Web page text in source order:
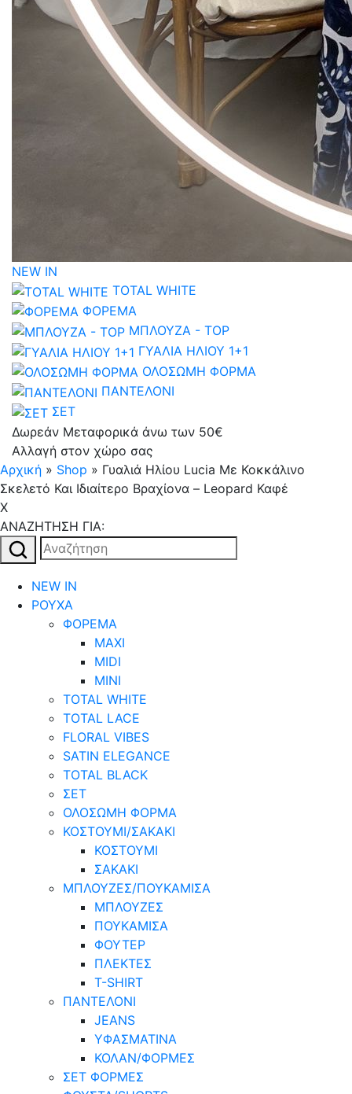
NEW IN
TOTAL WHITE
ΦΟΡΕΜΑ
ΜΠΛΟΥΖΑ - TOP
ΓΥΑΛΙΑ ΗΛΙΟΥ 1+1
ΟΛΟΣΩΜΗ ΦΟΡΜΑ
ΠΑΝΤΕΛΟΝΙ
ΣΕΤ
Δωρεάν Μεταφορικά άνω των 50€
Αλλαγή στον χώρο σας
Αρχική » Shop » Γυαλιά Ηλίου Lucia Με Κοκκάλινο
Σκελετό Και Ιδιαίτερο Βραχίονα – Leopard Καφέ
X
AΝΑΖΗΤΗΣΗ ΓΙΑ:
Αναζήτηση
για:
NEW IN
ΡΟΥΧΑ
ΦΟΡΕΜΑ
MAXI
MIDI
MINI
TOTAL WHITE
TOTAL LACE
FLORAL VIBES
SATIN ELEGANCE
TOTAL BLACK
ΣΕΤ
ΟΛΟΣΩΜΗ ΦΟΡΜΑ
ΚΟΣΤΟΥΜΙ/ΣΑΚΑΚΙ
ΚΟΣΤΟΥΜΙ
ΣΑΚΑΚΙ
ΜΠΛΟΥΖΕΣ/ΠΟΥΚΑΜΙΣΑ
ΜΠΛΟΥΖΕΣ
ΠΟΥΚΑΜΙΣΑ
ΦΟΥΤΕΡ
ΠΛΕΚΤΕΣ
T-SHIRT
ΠΑΝΤΕΛΟΝΙ
JEANS
ΥΦΑΣΜΑΤΙΝΑ
ΚΟΛΑΝ/ΦΟΡΜΕΣ
ΣΕΤ ΦΟΡΜΕΣ